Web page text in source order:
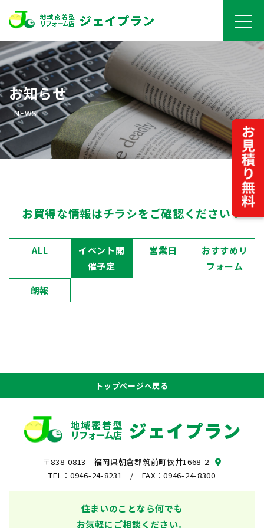
お知らせ
- NEWS
お買得な情報はチラシをご確認ください！
ALL
イベント開
催予定
営業日
おすすめリ
フォーム
朗報
トップページへ戻る
〒838-0813 福岡県朝倉郡筑前町依井1668-2
TEL：0946-24-8231 / FAX：0946-24-8300
住まいのことなら何でも
お気軽にご相談ください。